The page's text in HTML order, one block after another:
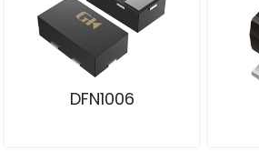
DFN1006